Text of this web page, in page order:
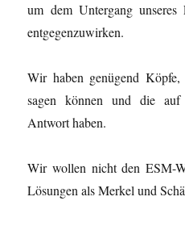
um dem Untergang
entgegenzuwirken.
Wir haben genügend
sagen können und die auf
Antwort haben.
Wir wollen nicht den ESM-
Lösungen als Merkel und